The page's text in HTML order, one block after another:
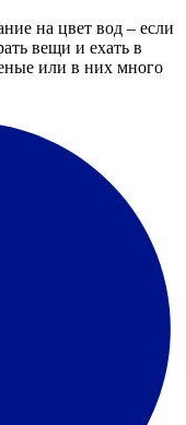
на цвет вод – если
вещи и ехать в
или в них много